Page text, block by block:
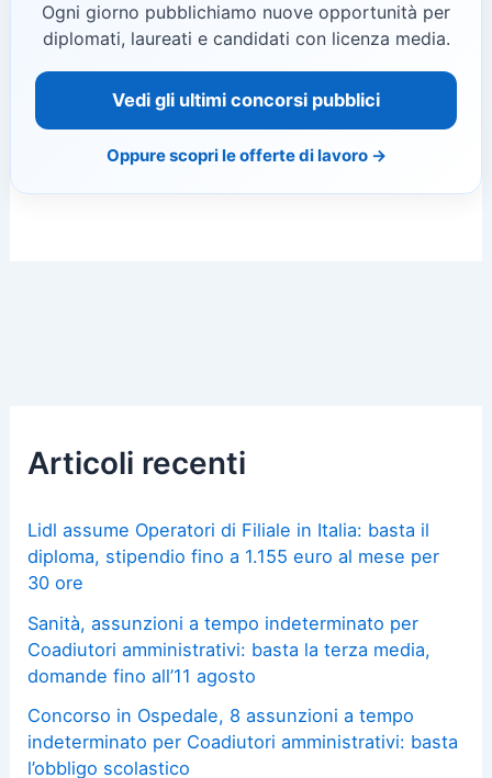
Ogni giorno pubblichiamo nuove opportunità per
diplomati, laureati e candidati con licenza media.
Vedi gli ultimi concorsi pubblici
Oppure scopri le offerte di lavoro →
Articoli recenti
Lidl assume Operatori di Filiale in Italia: basta il
diploma, stipendio fino a 1.155 euro al mese per
30 ore
Sanità, assunzioni a tempo indeterminato per
Coadiutori amministrativi: basta la terza media,
domande fino all’11 agosto
Concorso in Ospedale, 8 assunzioni a tempo
indeterminato per Coadiutori amministrativi: basta
l’obbligo scolastico